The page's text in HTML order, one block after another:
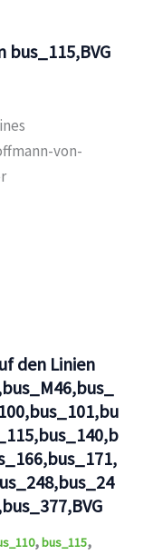
von-
den Linien
,bus_115,